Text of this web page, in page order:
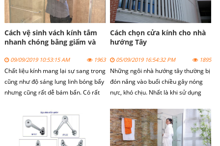
Cách vệ sinh vách kính tắm
nhanh chóng bằng giấm và
09/09/2019 10:53:15 AM 1963
Chất liệu kính mang lại sự sang trọng
cũng như độ sáng lung linh bóng bẩy
nhưng cũng rất dễ bám bẩn. Có rất
nhưng hôm nay chúng tôi xin giới
thiệu cách vệ sinh cửa kính với chanh
và giấm.
Cách chọn cửa kính cho nhà
hướng Tây
05/09/2019 16:54:32 PM 1895
Những ngôi nhà hướng tây thường bị
đón nắng vào buổi chiều gây nóng
nực, khó chịu. Nhất là khi sử dụng
cửa kính cho nhà hướng tây như thế
nào chúng ta cùng xem bài viết dưới
đây.